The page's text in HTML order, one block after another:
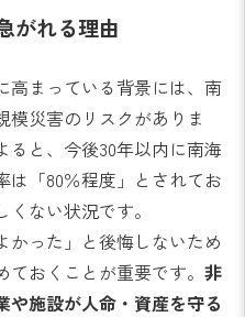
がれる理由
高まっている背景には、南
模災害のリスクがありま
ると、今後30年以内に南海
は「80％程度」とされてお
ない状況です。
かった」と後悔しないため
おくことが重要です。 非
や施設が人命・資産を守る